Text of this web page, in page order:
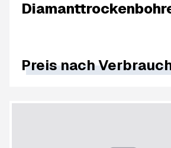
Preis nach